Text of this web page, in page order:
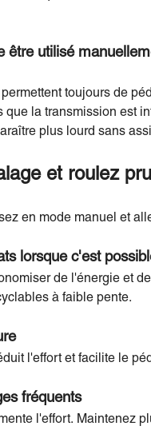
être utilisé
toujours de
que la transmission est
plus lourd sans
et roulez
en mode manuel et
lorsque c'est
de l'énergie et
à faible pente.
l'effort et facilite le
fréquents
l'effort. Maintenez